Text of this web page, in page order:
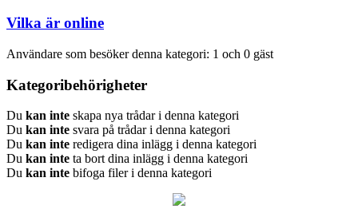
Vilka är online
Användare som besöker denna kategori: 1 och 0 gäst
Kategoribehörigheter
Du kan inte skapa nya trådar i denna kategori
Du kan inte svara på trådar i denna kategori
Du kan inte redigera dina inlägg i denna kategori
Du kan inte ta bort dina inlägg i denna kategori
Du kan inte bifoga filer i denna kategori